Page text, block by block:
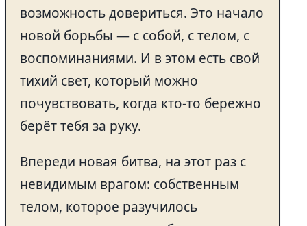
возможность довериться. Это начало
новой борьбы — с собой, с телом, с
воспоминаниями. И в этом есть свой
тихий свет, который можно
почувствовать, когда кто-то бережно
берёт тебя за руку.
Впереди новая битва, на этот раз с
невидимым врагом: собственным
телом, которое разучилось